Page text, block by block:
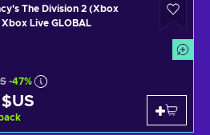
The Division 2 (Xbox
Live GLOBAL
-47%